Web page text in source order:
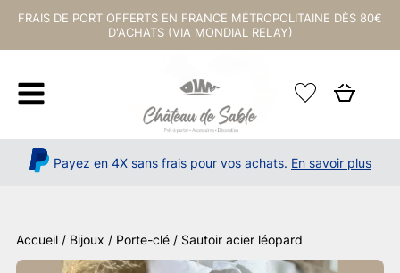
FRAIS DE PORT OFFERTS EN FRANCE MÉTROPOLITAINE DÈS 80€
D'ACHATS (VIA MONDIAL RELAY)
Payez en 4X sans frais pour vos achats. En savoir plus
Accueil / Bijoux / Porte-clé / Sautoir acier léopard